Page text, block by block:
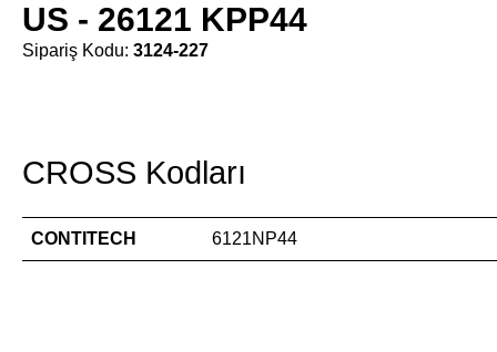
US - 26121 KPP44
Sipariş Kodu: 3124-227
CROSS Kodları
CONTITECH 6121NP44